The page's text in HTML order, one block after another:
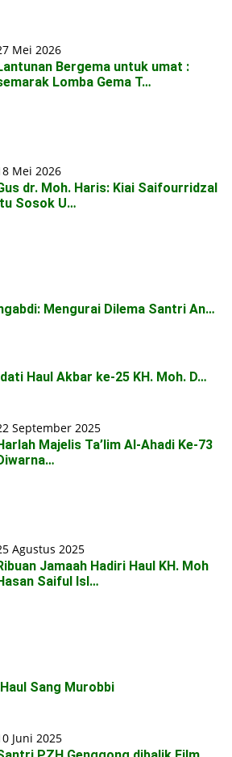
Mei 2026
Bergema untuk umat :
Lomba Gema T…
Mei 2026
dr. Moh. Haris: Kiai Saifourridzal
Sosok U…
Mengurai Dilema Santri An…
Haul Akbar ke-25 KH. Moh. D…
September 2025
Majelis Ta’lim Al-Ahadi Ke-73
Agustus 2025
Jamaah Hadiri Haul KH. Moh
Saiful Isl…
Sang Murobbi
Juni 2025